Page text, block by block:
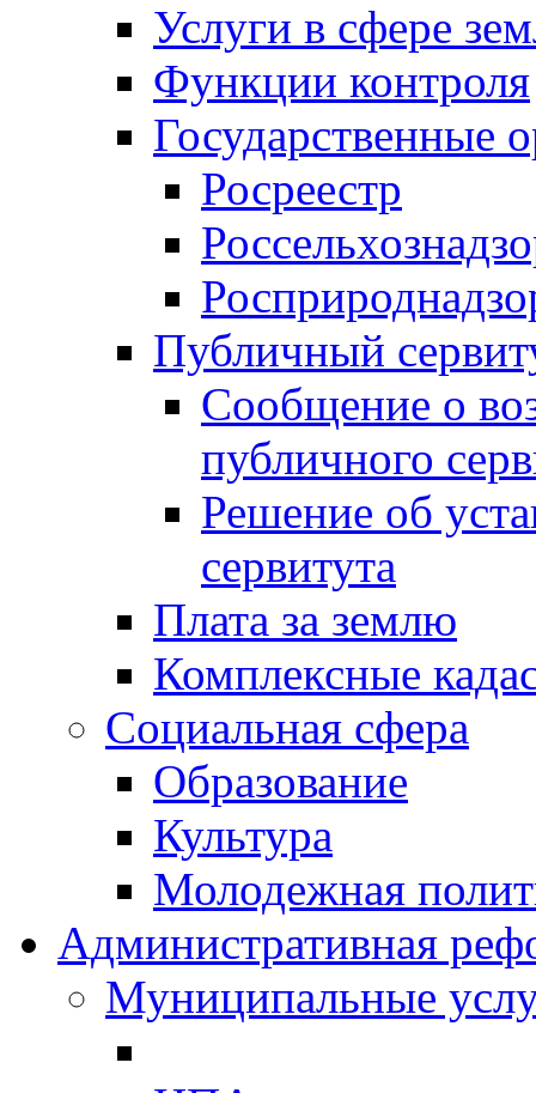
Услуги в сфере
Функции контроля
Государственные
Росреестр
Публичный
Сообщение о
публичного
Решение об
сервитута
Плата за землю
Комплексные
Социальная сфера
Образование
Культура
Молодежная
Административная
Муниципальные